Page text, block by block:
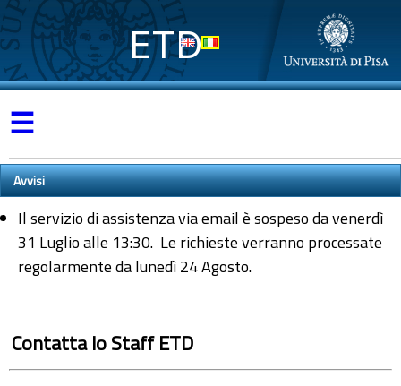
ETD
☰
Avvisi
Il servizio di assistenza via email è sospeso da venerdì
31 Luglio alle 13:30. Le richieste verranno processate
regolarmente da lunedì 24 Agosto.
Contatta lo Staff ETD